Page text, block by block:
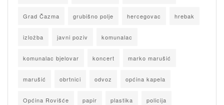
Grad Čazma grubišno polje hercegovac hrebak
izložba javni poziv komunalac
komunalac bjelovar koncert marko marušić
marušić obrtnici odvoz općina kapela
Općina Rovišće papir plastika policija